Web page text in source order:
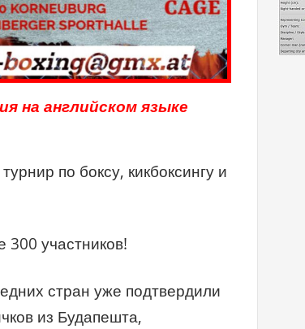
на английском языке
по боксу, кикбоксингу и
участников!
стран уже подтвердили
из Будапешта,